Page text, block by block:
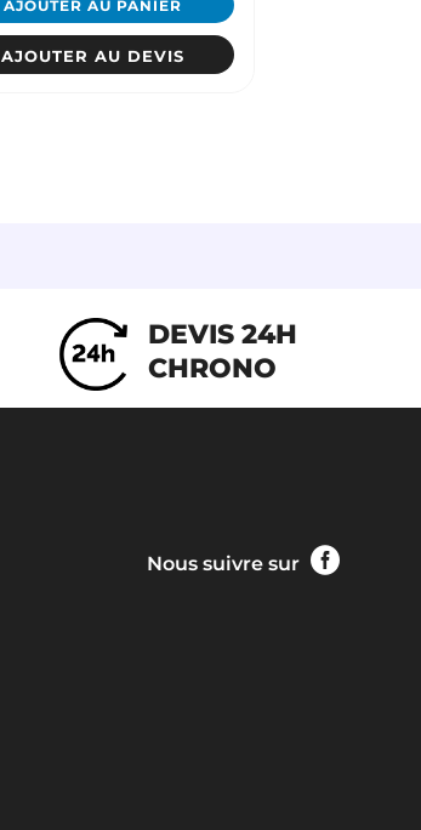
AJOUTER AU PANIER
AJOUTER AU DEVIS
DEVIS 24H
CHRONO
Nous suivre sur 